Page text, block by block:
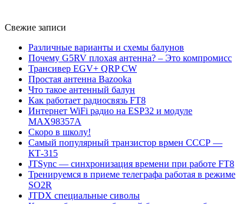
Свежие записи
Различные варианты и схемы балунов
Почему G5RV плохая антенна? – Это компромисс
Трансивер EGV+ QRP CW
Простая антенна Bazooka
Что такое антенный балун
Как работает радиосвязь FT8
Интернет WiFi радио на ESP32 и модуле
MAX98357A
Скоро в школу!
Самый популярный транзистор врмен СССР —
КТ-315
JTSync — синхронизация времени при работе FT8
Тренируемся в приеме телеграфа работая в режиме
SO2R
JTDX специальные сиволы